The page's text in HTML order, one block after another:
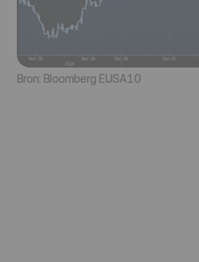
Bron: Bloomberg EUSA10